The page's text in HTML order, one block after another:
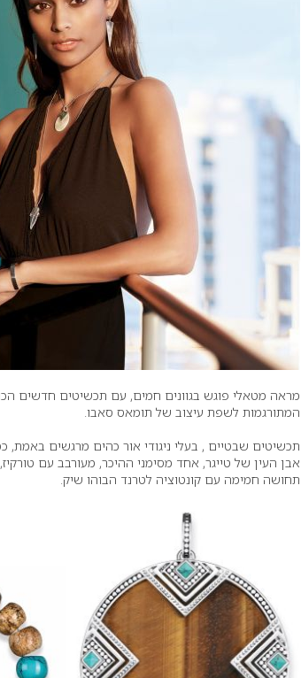
מראה מטאלי פוגש בגוונים חמים, עם תכשיטים חדשים
המתורגמות לשפת עיצוב של תומאס סאבו.
תכשיטים שבטיים , בעלי ניגודי אור כהים מרגשים באמת,
אבן העין של טייגר, אחד מסימני ההיכר, מעורבב עם
תחושה חמימה עם קונטוציה לטרנד הבוהו שיק.